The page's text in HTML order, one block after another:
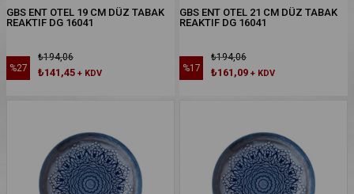
GBS ENT OTEL 19 CM DÜZ TABAK
REAKTIF DG 16041
₺141,45 + KDV
₺194,06
%27
GBS ENT OTEL 21 CM DÜZ TABAK
REAKTIF DG 16041
₺161,09 + KDV
₺194,06
%17